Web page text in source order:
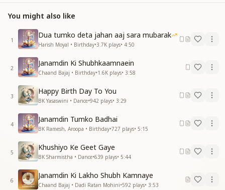
peace,
may you earn an abundance of joy,
and may your world shine bright with divine light.
Congratulations, heartfelt congratulations on this
auspicious day!
It is your birthday today.
May every moment be filled with bliss and cheer,
and may your entire world glow with radiance.
May your world forever shine!
सूरज सा हो रोशन
तेरा नाम जहां में जगमगाएगा
मंजिल कामयाबी
और आदर से जीवन सजाएगा
सूरज सा हो रोशन
तेरा नाम जहां में जगमगाएगा
मंजिल कामयाबी
और आदर से जीवन सजाएगा
You might also like
1
Dua tumko deta jahan aaj sara mubarak
Harish Moyal • Birthday•3.7K plays• 4:50
2
Janamdin Ki Shubhkaamnaein
Chaand Bajaj • Birthday•1.6K plays• 3:58
3
Happy Birth Day To You
BK Yasaswini • Dance•942 plays• 3:29
4
Janamdin Tumko Badhai
BK Ramesh, Aroopa • Birthday•727 plays• 5:15
5
Khushiyo Ke Geet Gaye
BK Sharmistha • Dance•639 plays• 5:44
6
Janamdin Ki Lakho Shubh Kamnaye
Chaand Bajaj • Dadi Ratan Mohini•592 plays• 3:53